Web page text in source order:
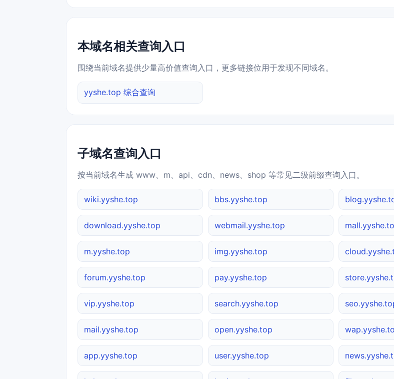
本域名相关查询入口
围绕当前域名提供少量高价值查询入口，更多链接位用于发现不同域名。
yyshe.top 综合查询
子域名查询入口
按当前域名生成 www、m、api、cdn、news、shop 等常见二级前缀查询入口。
wiki.yyshe.top bbs.yyshe.top
download.yyshe.top webmail.yyshe.top
m.yyshe.top img.yyshe.top
forum.yyshe.top pay.yyshe.top
vip.yyshe.top search.yyshe.top
mail.yyshe.top open.yyshe.top
app.yyshe.top user.yyshe.top